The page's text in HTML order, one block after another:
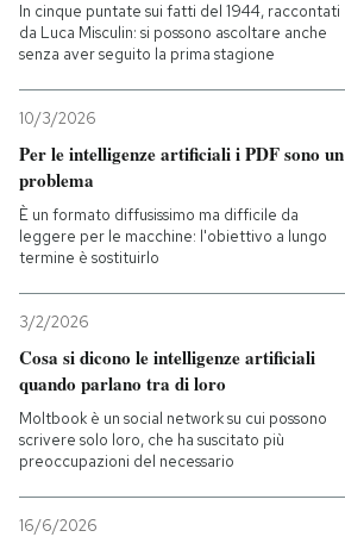
In cinque puntate sui fatti del 1944, raccontati
da Luca Misculin: si possono ascoltare anche
senza aver seguito la prima stagione
10/3/2026
Per le intelligenze artificiali i PDF sono un
problema
È un formato diffusissimo ma difficile da
leggere per le macchine: l'obiettivo a lungo
termine è sostituirlo
3/2/2026
Cosa si dicono le intelligenze artificiali
quando parlano tra di loro
Moltbook è un social network su cui possono
scrivere solo loro, che ha suscitato più
preoccupazioni del necessario
16/6/2026